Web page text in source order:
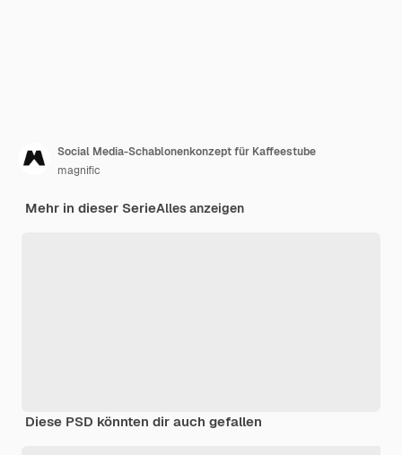
Social Media-Schablonenkonzept für Kaffeestube
magnific
Mehr in dieser SerieAlles anzeigen
Diese PSD könnten dir auch gefallen